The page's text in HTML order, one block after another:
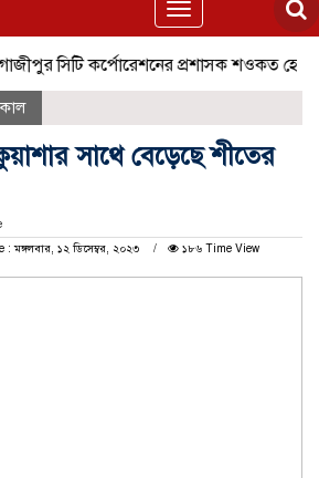
Toggle
navigation
সিটি কর্পোরেশনের প্রশাসক শওকত হোসেন
সাথে বেড়েছে শীতের
মঙ্গলবার, ১২ ডিসেম্বর, ২০২৩
১৮৬ Time View